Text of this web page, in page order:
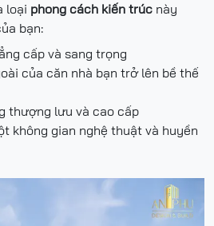
loại phong cách kiến trúc này
bạn:
cấp và sang trọng
của căn nhà bạn trở lên bề thế
thượng lưu và cao cấp
không gian nghệ thuật và huyền